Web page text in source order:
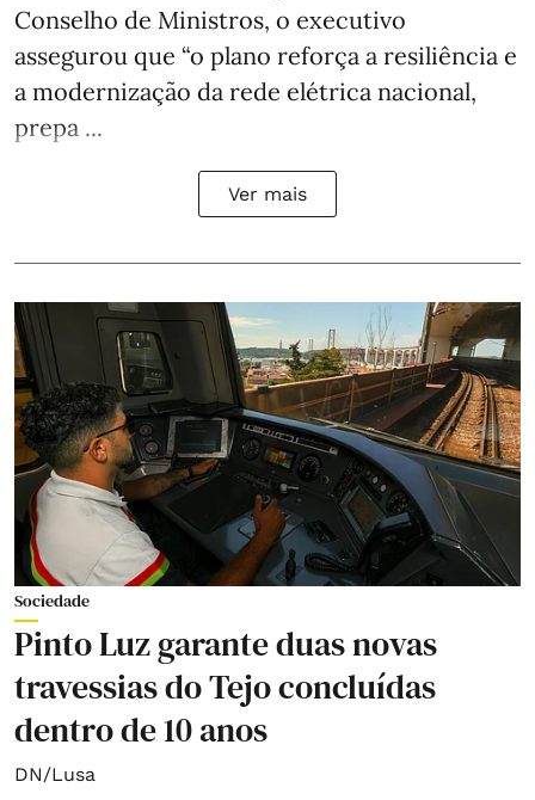
Conselho de Ministros, o executivo
assegurou que “o plano reforça a resiliência e
a modernização da rede elétrica nacional,
prepa ...
Ver mais
Sociedade
Pinto Luz garante duas novas
travessias do Tejo concluídas
dentro de 10 anos
DN/Lusa